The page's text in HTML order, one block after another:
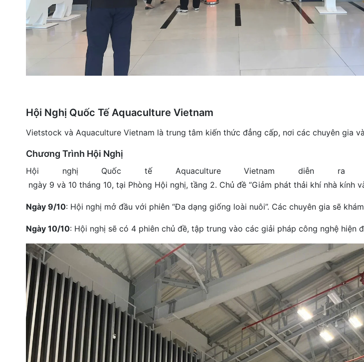
Hội Nghị Quốc Tế Aquaculture Vietnam
Vietstock và Aquaculture Vietnam là trung tâm kiến thức đẳng cấp, nơi các chuyên gia
Chương Trình Hội Nghị
Hội nghị Quốc tế Aquaculture Vietnam diễn
ngày 9 và 10 tháng 10, tại Phòng Hội nghị, tầng 2. Chủ đề “Giảm phát thải khí nhà
Ngày 9/10: Hội nghị mở đầu với phiên “Đa dạng giống loài nuôi”. Các chuyên gia sẽ
Ngày 10/10: Hội nghị sẽ có 4 phiên chủ đề, tập trung vào các giải pháp công nghệ